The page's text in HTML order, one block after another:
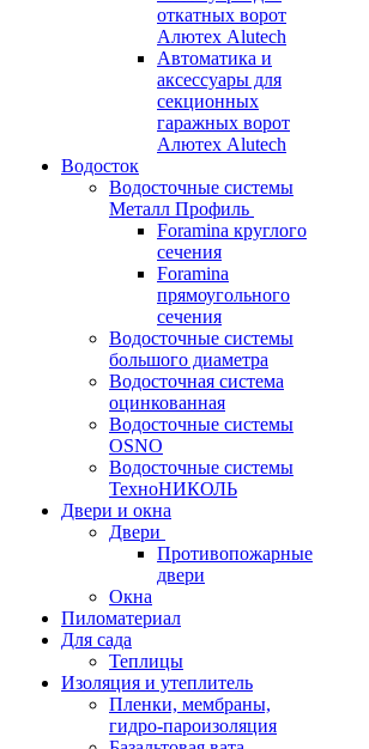
откатных ворот
Алютех Alutech
Автоматика и
аксессуары для
секционных
гаражных ворот
Алютех Alutech
Водосток
Водосточные системы
Металл Профиль
Foramina круглого
сечения
Foramina
прямоугольного
сечения
Водосточные системы
большого диаметра
Водосточная система
оцинкованная
Водосточные системы
OSNO
Водосточные системы
ТехноНИКОЛЬ
Двери и окна
Двери
Противопожарные
двери
Окна
Пиломатериал
Для сада
Теплицы
Изоляция и утеплитель
Пленки, мембраны,
гидро-пароизоляция